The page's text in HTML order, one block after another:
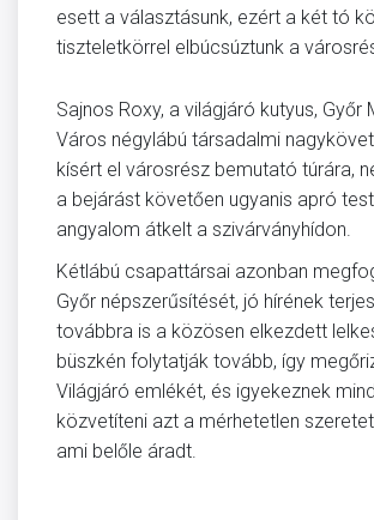
esett a választásunk, ezért a két tó
tiszteletkörrel elbúcsúztunk a
Sajnos Roxy, a világjáró kutyus, Győr
Város négylábú társadalmi
kísért el városrész bemutató túrára,
a bejárást követően ugyanis apró
angyalom átkelt a szivárványhídon.
Kétlábú csapattársai azonban
Győr népszerűsítését, jó hírének
továbbra is a közösen elkezdett
büszkén folytatják tovább, így
Világjáró emlékét, és igyekeznek
közvetíteni azt a mérhetetlen
ami belőle áradt.